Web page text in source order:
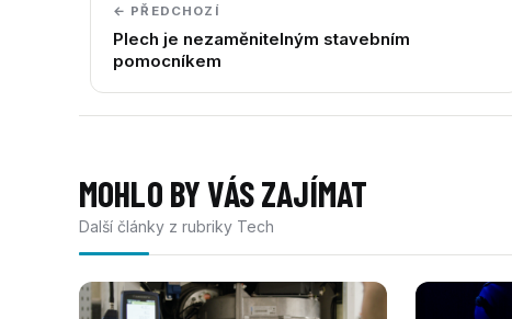
← PŘEDCHOZÍ
Plech je nezaměnitelným stavebním
pomocníkem
MOHLO BY VÁS ZAJÍMAT
Další články z rubriky Tech